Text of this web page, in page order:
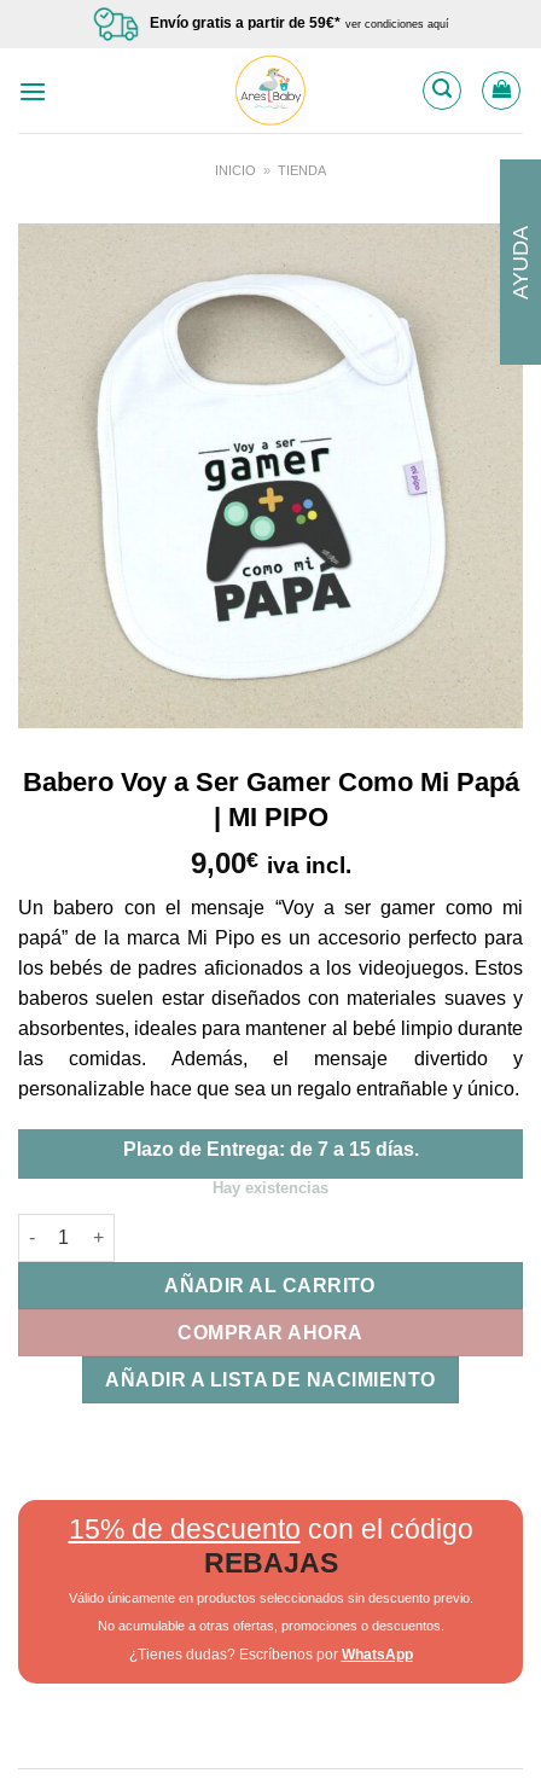
Envío gratis a partir de 59€* ver condiciones aquí
INICIO » TIENDA
Babero Voy a Ser Gamer Como Mi Papá
| MI PIPO
9,00€ iva incl.
Un babero con el mensaje “Voy a ser gamer como mi
papá” de la marca Mi Pipo es un accesorio perfecto para
los bebés de padres aficionados a los videojuegos. Estos
baberos suelen estar diseñados con materiales suaves y
absorbentes, ideales para mantener al bebé limpio durante
las comidas. Además, el mensaje divertido y
personalizable hace que sea un regalo entrañable y único.
Plazo de Entrega: de 7 a 15 días.
Hay existencias
Babero Voy a Ser Gamer Como Mi Papá | MI PIPO cantidad
AÑADIR AL CARRITO
COMPRAR AHORA
AÑADIR A LISTA DE NACIMIENTO
15% de descuento con el código
REBAJAS
Válido únicamente en productos seleccionados sin descuento previo.
No acumulable a otras ofertas, promociones o descuentos.
¿Tienes dudas? Escríbenos por WhatsApp
AYUDA